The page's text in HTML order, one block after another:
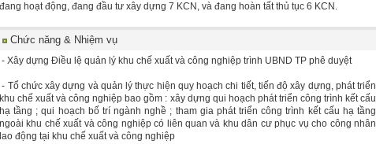
đang hoạt động, đang đầu tư xây dựng 7 KCN, và đang hoàn tất thủ tục 6 KCN.
Chức năng & Nhiệm vụ
- Xây dựng Điều lệ quản lý khu chế xuất và công nghiệp trình UBND TP phê duyệt
- Tổ chức xây dựng và quản lý thực hiện quy hoạch chi tiết, tiến độ xây dựng, phát triển
khu chế xuất và công nghiệp bao gồm : xây dựng qui hoạch phát triển công trình kết cấu
hạ tầng ; qui hoạch bố trí ngành nghề ; tham gia phát triển công trình kết cấu hạ tầng
ngoài khu chế xuất và công nghiệp có liên quan và khu dân cư phục vụ cho công nhân
lao động tại khu chế xuất và công nghiệp